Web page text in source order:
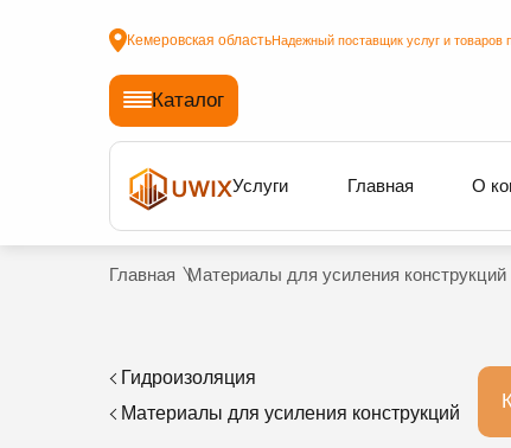
Кемеровская областьНадежный поставщик услуг и товаров
Каталог
Услуги Главная О
Главная Материалы для усиления конструкций
Гидроизоляция
Материалы для усиления конструкций